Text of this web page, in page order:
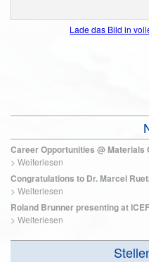
Lade das Bild in
Career Opportunities @ Materials
> Weiterlesen
Congratulations to Dr. Marcel
> Weiterlesen
Roland Brunner presenting at
> Weiterlesen